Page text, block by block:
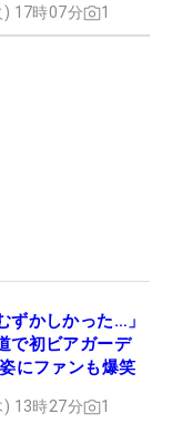
17時07分 1
ずかしかった…」
で初ビアガーデ
にファンも爆笑
13時27分 1